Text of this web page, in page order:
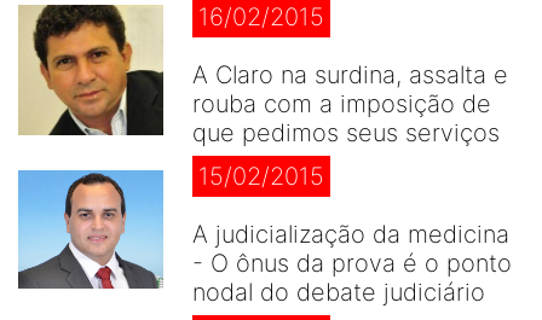
16/02/2015
A Claro na surdina, assalta e
rouba com a imposição de
que pedimos seus serviços
15/02/2015
A judicialização da medicina
- O ônus da prova é o ponto
nodal do debate judiciário